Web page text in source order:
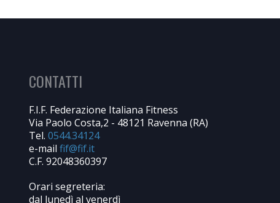
CONTATTI
F.I.F. Federazione Italiana Fitness
Via Paolo Costa,2 - 48121 Ravenna (RA)
Tel. 0544.34124
e-mail
C.F. 92048360397
Orari segreteria:
dal lunedì al venerdì